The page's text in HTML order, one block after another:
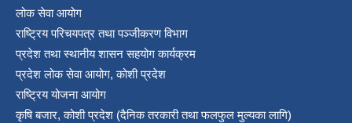
लोक सेवा आयोग
राष्ट्रिय परिचयपत्र तथा पञ्‍जीकरण विभाग
प्रदेश तथा स्थानीय शासन सहयोग कार्यक्रम
प्रदेश लोक सेवा आयोग, कोशी प्रदेश
राष्ट्रिय योजना आयोग
कृषि बजार, कोशी प्रदेश (दैनिक तरकारी तथा फलफुल मुल्यका लागि)